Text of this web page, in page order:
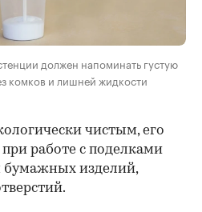
должен напоминать густую
комков и лишней жидкости
чистым, его
работе с поделками
бумажных изделий,